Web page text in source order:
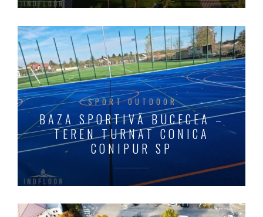
SPORT OUTDOOR
BAZA SPORTIVĂ BUCECEA –
TEREN TURNAT CONICA
CONIPUR SP